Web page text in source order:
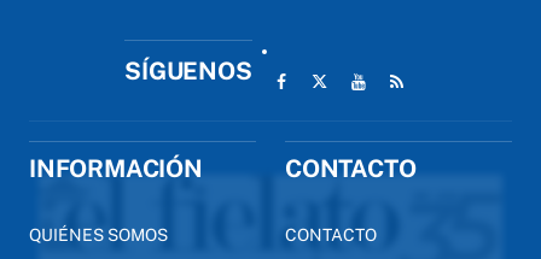
SÍGUENOS
INFORMACIÓN
QUIÉNES SOMOS
CONTACTO
CONTACTO